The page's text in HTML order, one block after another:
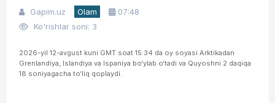
Gapim.uz Olam
07:48
Ko'rishlar soni: 3
2026-yil 12-avgust kuni GMT soat 15:34 da oy soyasi Arktikadan
Grenlandiya, Islandiya va Ispaniya bo‘ylab o‘tadi va Quyoshni 2 daqiqa
18 soniyagacha to‘liq qoplaydi.